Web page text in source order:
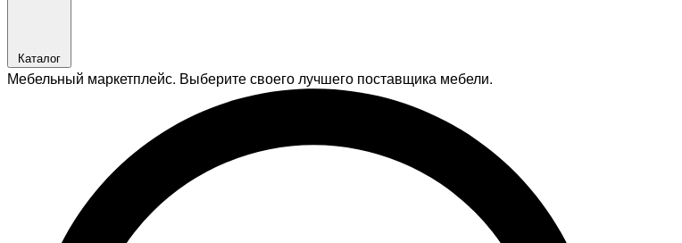
Каталог
Мебельный маркетплейс. Выберите своего лучшего поставщика мебели.